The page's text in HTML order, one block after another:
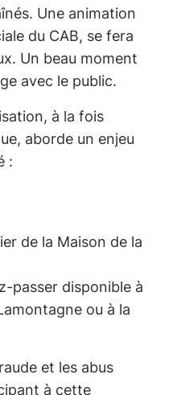
Une animation
du CAB, se fera
Un beau moment
avec le public.
à la fois
aborde un enjeu
:
de la Maison de la
passer disponible à
ou à la
et les abus
à cette